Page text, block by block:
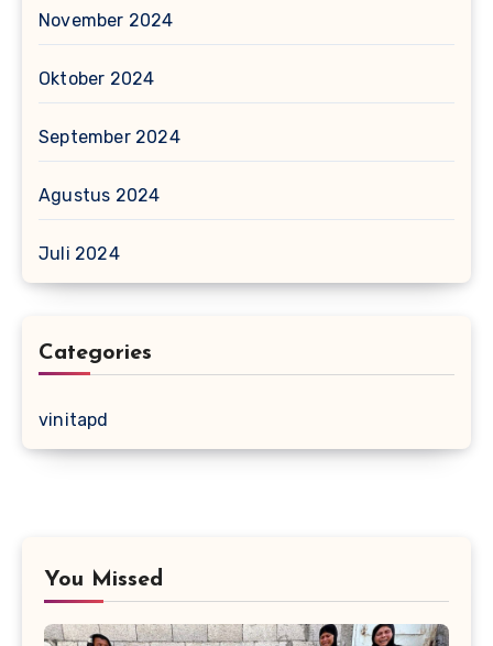
November 2024
Oktober 2024
September 2024
Agustus 2024
Juli 2024
Categories
vinitapd
You Missed